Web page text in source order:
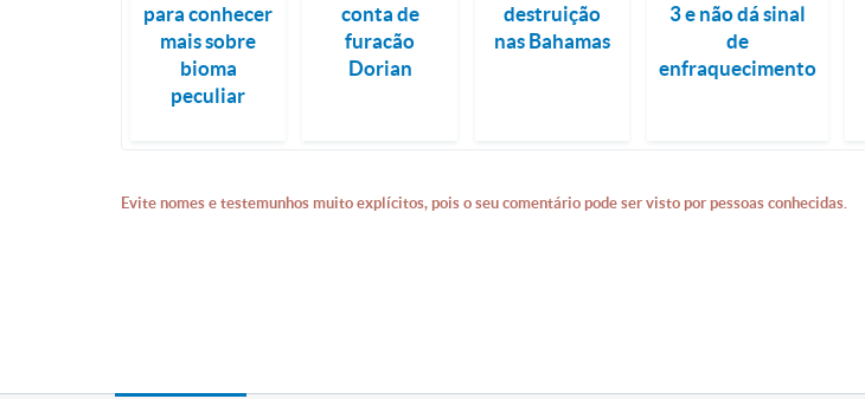
para conhecer
mais sobre
bioma
peculiar
conta de
furacão
Dorian
destruição
nas Bahamas
3 e não dá sinal
de
enfraquecimento
Evite nomes e testemunhos muito explícitos, pois o seu comentário pode ser visto por pessoas conhecidas.